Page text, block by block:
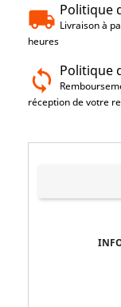
Politique
Livraison à
heures
Politique
réception de votre